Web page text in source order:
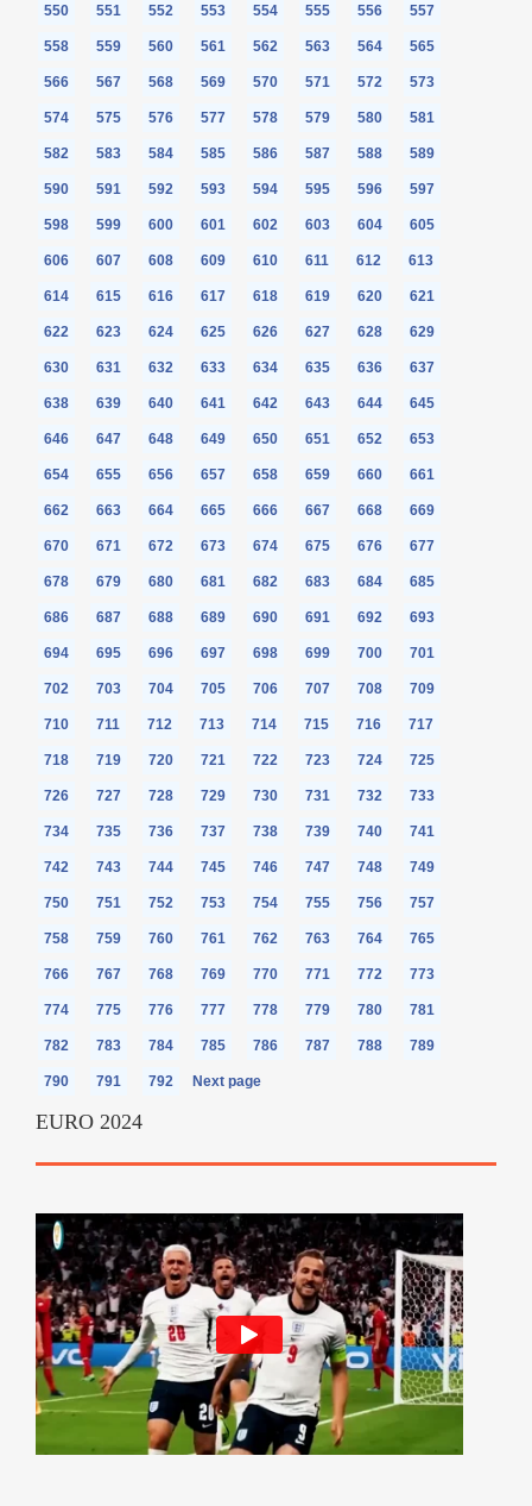
550 551 552 553 554 555 556 557
558 559 560 561 562 563 564 565
566 567 568 569 570 571 572 573
574 575 576 577 578 579 580 581
582 583 584 585 586 587 588 589
590 591 592 593 594 595 596 597
598 599 600 601 602 603 604 605
606 607 608 609 610 611 612 613
614 615 616 617 618 619 620 621
622 623 624 625 626 627 628 629
630 631 632 633 634 635 636 637
638 639 640 641 642 643 644 645
646 647 648 649 650 651 652 653
654 655 656 657 658 659 660 661
662 663 664 665 666 667 668 669
670 671 672 673 674 675 676 677
678 679 680 681 682 683 684 685
686 687 688 689 690 691 692 693
694 695 696 697 698 699 700 701
702 703 704 705 706 707 708 709
710 711 712 713 714 715 716 717
718 719 720 721 722 723 724 725
726 727 728 729 730 731 732 733
734 735 736 737 738 739 740 741
742 743 744 745 746 747 748 749
750 751 752 753 754 755 756 757
758 759 760 761 762 763 764 765
766 767 768 769 770 771 772 773
774 775 776 777 778 779 780 781
782 783 784 785 786 787 788 789
790 791 792 Next page
EURO 2024